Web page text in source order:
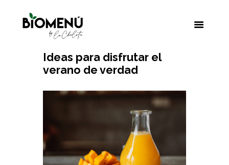
Ideas para disfrutar el
verano de verdad